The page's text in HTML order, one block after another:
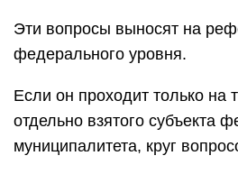
Эти вопросы выносят на
федерального уровня.
Если он проходит только на
отдельно взятого субъекта
муниципалитета, круг